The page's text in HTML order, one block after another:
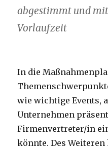
abgestimmt und
Vorlaufzeit
In die
wie wichtige Events,
Unternehmen
Firmenvertreter/in
könnte. Des